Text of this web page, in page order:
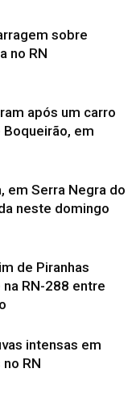
sobre
no RN
após um carro
em
em Serra Negra do
neste domingo
de Piranhas
RN-288 entre
intensas em
RN